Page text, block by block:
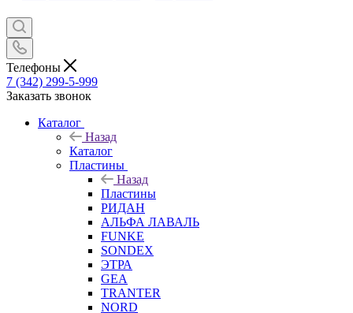
Телефоны
7 (342) 299-5-999
Заказать звонок
Каталог
Назад
Каталог
Пластины
Назад
Пластины
РИДАН
АЛЬФА ЛАВАЛЬ
FUNKE
SONDEX
ЭТРА
GEA
TRANTER
NORD